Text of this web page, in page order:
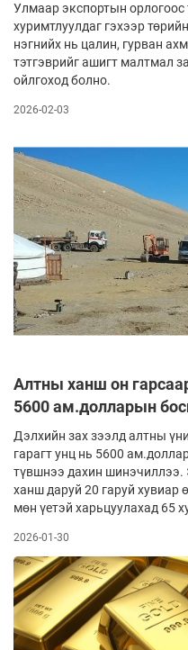
Улмаар экспортын орлогоос
хуримтлуулдаг гэхээр
нэгнийх нь цалин, гурван
тэтгэврийг ашигт малтмал
ойлгоход болно.
2026-02-03
Алтны ханш он
5600 ам.долларын
Дэлхийн зах зээлд алтны
гарагт унц нь 5600
түвшнээ дахин
ханш даруй 20 гаруй хувиар
мөн үетэй харьцуулахад 65
2026-01-30